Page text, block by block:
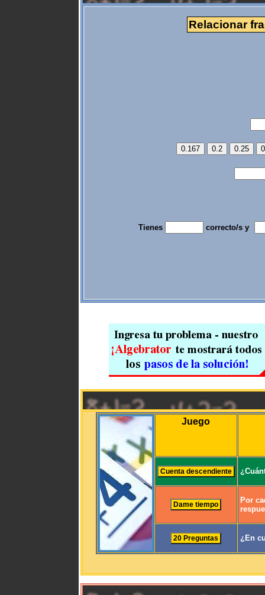
Relacionar
Tienes correcto/s y
Juego
Por
¿En